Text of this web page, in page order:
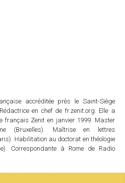
accréditée près le Saint-Siège
en chef de fr.zenit.org. Elle a
français Zenit en janvier 1999. Master
(Bruxelles). Maîtrise en lettres
Habilitation au doctorat en théologie
Correspondante à Rome de Radio